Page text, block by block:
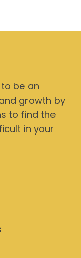
be an
growth by
to find the
in your